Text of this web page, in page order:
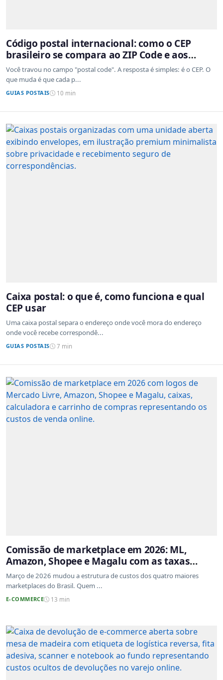
Código postal internacional: como o CEP
brasileiro se compara ao ZIP Code e aos
sistemas de outros países
Você travou no campo "postal code". A resposta é simples: é o CEP. O
que muda é que cada p...
GUIAS POSTAIS 10 min
Caixa postal: o que é, como funciona e qual
CEP usar
Uma caixa postal separa o endereço onde você mora do endereço
onde você recebe correspondê...
GUIAS POSTAIS 7 min
Comissão de marketplace em 2026: ML,
Amazon, Shopee e Magalu com as taxas
atualizadas
Março de 2026 mudou a estrutura de custos dos quatro maiores
marketplaces do Brasil. Quem ...
E-COMMERCE 13 min